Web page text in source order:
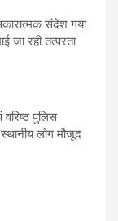
संदेश गया
जा रही तत्परता
पुलिस
लोग मौजूद